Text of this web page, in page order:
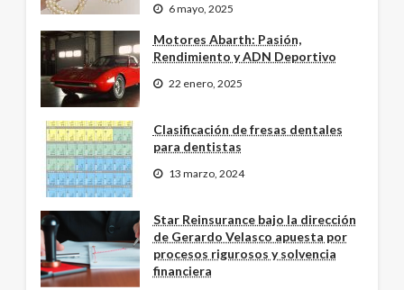
6 mayo, 2025
Motores Abarth: Pasión,
Rendimiento y ADN Deportivo
22 enero, 2025
Clasificación de fresas dentales
para dentistas
13 marzo, 2024
Star Reinsurance bajo la dirección
de Gerardo Velasco apuesta por
procesos rigurosos y solvencia
financiera